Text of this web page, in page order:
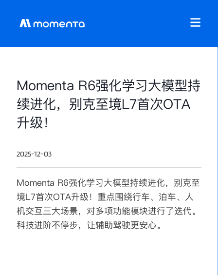
​Momenta R6强化学习大模型持
续进化，别克至境L7首次OTA
升级！
2025-12-03
Momenta R6强化学习大模型持续进化，别克至
境L7首次OTA升级！重点围绕行车、泊车、人
机交互三大场景，对多项功能模块进行了迭代。
科技进阶不停步，让辅助驾驶更安心。